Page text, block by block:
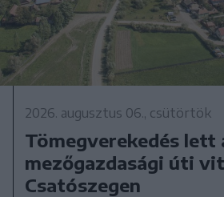
2026. augusztus 06., csütörtök
Tömegverekedés lett
mezőgazdasági úti
Csatószegen